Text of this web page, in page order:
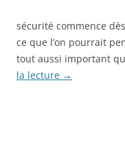
sécurité commence
ce que l’on pourrait
tout aussi important
la lecture →